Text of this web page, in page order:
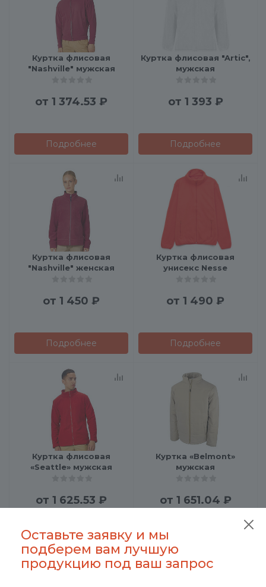
Куртка флисовая
"Nashville" мужская
от 1 374.53 ₽
Подробнее
Куртка флисовая "Artic",
мужская
от 1 393 ₽
Подробнее
Куртка флисовая
"Nashville" женская
от 1 450 ₽
Подробнее
Куртка флисовая
унисекс Nesse
от 1 490 ₽
Подробнее
Куртка флисовая
«Seattle» мужская
от 1 625.53 ₽
Подробнее
Куртка «Belmont»
мужская
от 1 651.04 ₽
Оставьте заявку и мы
подберем вам лучшую
продукцию под ваш запрос